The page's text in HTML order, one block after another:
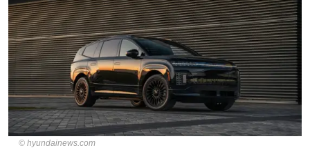
hyundainews.com